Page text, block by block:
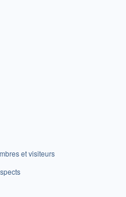
et visiteurs